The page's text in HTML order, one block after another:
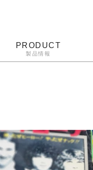
PRODUCT
製品情報